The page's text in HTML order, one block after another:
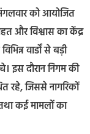
को आयोजित
और विश्वास का केंद्र
वार्डों से बड़ी
इस दौरान निगम की
रहे, जिससे नागरिकों
कई मामलों का